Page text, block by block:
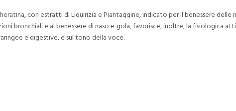
con estratti di Liquirizia e Piantaggine, indicato per il benessere
bronchiali e al benessere di naso e gola, favorisce, inoltre, la fisiologica
e digestive, e sul tono della voce.